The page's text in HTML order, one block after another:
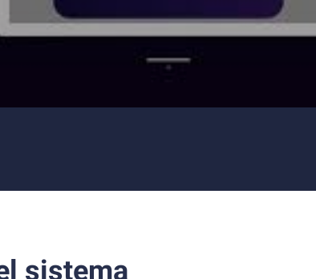
sistema